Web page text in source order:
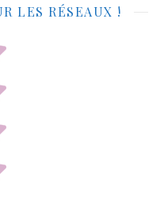
LES RÉSEAUX !